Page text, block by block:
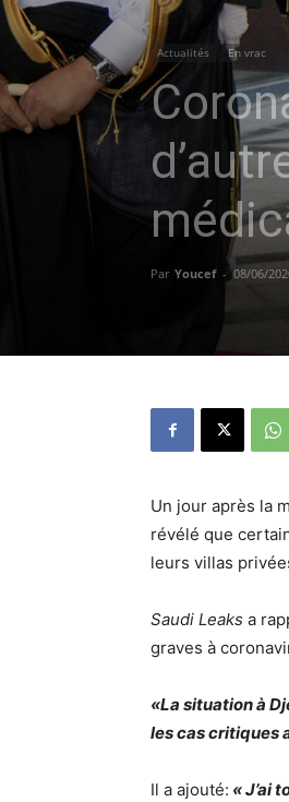
Actualités En vrac
Par Youcef - 08/06/
Un jour après la
révélé que
leurs villas
Saudi Leaks a
graves à
«La situation à
les cas critiques
Il a ajouté: « J’ai